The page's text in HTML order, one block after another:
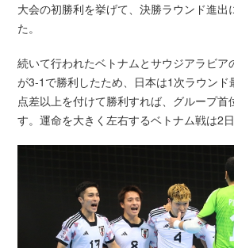
大会の初勝利を挙げて、決勝ラウンド進出
た。
続いて行われたベトナムとサウジアラビア
が3-1で勝利したため、日本は1次ラウンド
点差以上を付けて勝利すれば、グループ首
す。運命を大きく左右するベトナム戦は2日